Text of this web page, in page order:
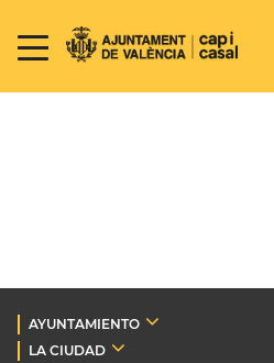
AYUNTAMIENTO
LA CIUDAD